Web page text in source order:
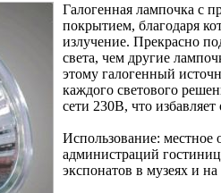
Галогенная лампочка с
покрытием, благодаря
излучение. Прекрасно
света, чем другие
этому галогенный
каждого светового
сети 230В, что
Использование:
администраций
экспонатов в музеях и на